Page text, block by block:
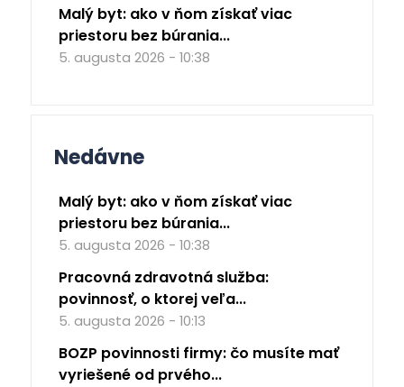
Malý byt: ako v ňom získať viac
priestoru bez búrania...
5. augusta 2026 - 10:38
Nedávne
Malý byt: ako v ňom získať viac
priestoru bez búrania...
5. augusta 2026 - 10:38
Pracovná zdravotná služba:
povinnosť, o ktorej veľa...
5. augusta 2026 - 10:13
BOZP povinnosti firmy: čo musíte mať
vyriešené od prvého...